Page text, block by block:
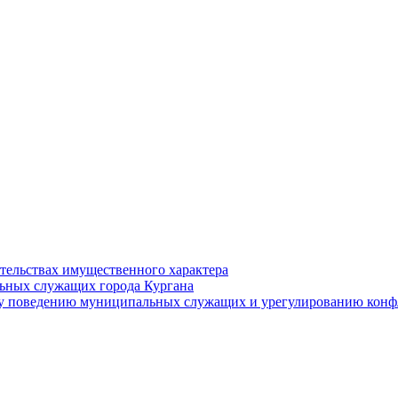
имущественного характера
служащих города Кургана
муниципальных служащих и урегулированию